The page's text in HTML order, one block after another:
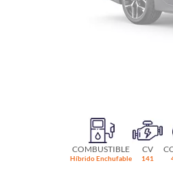
COMBUSTIBLE
Híbrido Enchufable
CV
141